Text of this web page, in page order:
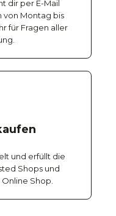
dir per E-Mail
von Montag bis
für Fragen aller
und erfüllt die
Shops und
Shop.